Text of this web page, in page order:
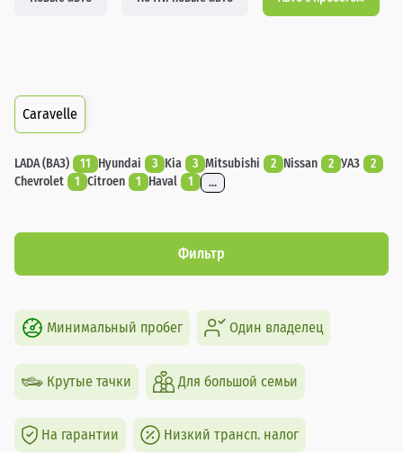
Caravelle
LADA (ВАЗ) 11 Hyundai 3 Kia 3 Mitsubishi 2 Nissan 2 УАЗ
2
Chevrolet
1 Citroen 1 Haval 1 ...
Фильтр
Минимальный пробег Один владелец
Крутые тачки Для большой семьи
На гарантии Низкий трансп. налог